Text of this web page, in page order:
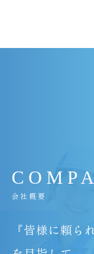
C O M P A
会社概要
『皆様に頼ら